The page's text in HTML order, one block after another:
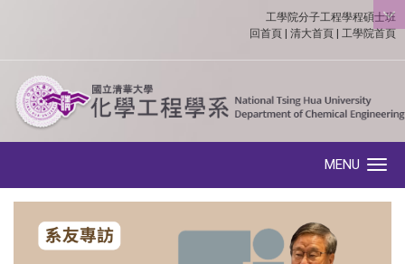
:::
工學院分子工程學程碩士班
回首頁
清大首頁 工學院首頁
MENU